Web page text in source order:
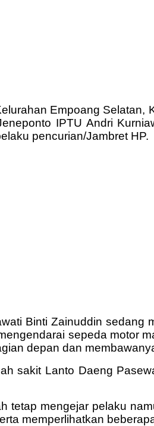
Empoang Selatan,
IPTU Andri
pencurian/Jambret HP.
Binti Zainuddin sedang
sepeda motor
depan dan
sakit Lanto Daeng
tetap mengejar pelaku
memperlihatkan